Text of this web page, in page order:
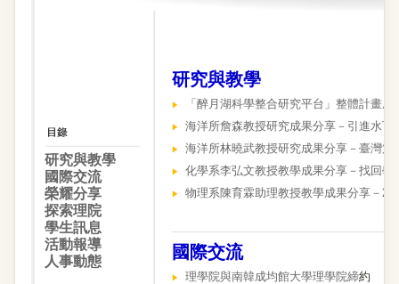
研究與教學
國際交流
榮耀分享
探索理院
學生訊息
活動報導
人事動態
研究與教學
「醉月湖科學整合研究平台」整體計畫成
海洋所詹森教授研究成果分享－ 引進水下
海洋所林曉武教授研究成果分享－ 臺灣第
化學系李弘文教授教學成果分享－ 找回學
物理系陳育霖助理教授教學成果分享－
國際交流
理學院與南韓成均館大學理學院締約